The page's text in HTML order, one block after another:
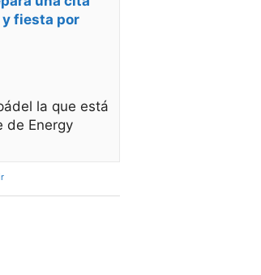
fiesta por
la que está
de Energy